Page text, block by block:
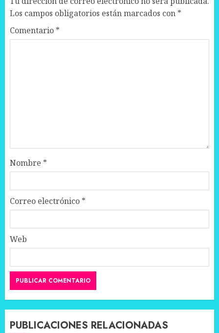
Los campos obligatorios están marcados con *
Comentario *
Nombre *
Correo electrónico *
Web
PUBLICACIONES RELACIONADAS